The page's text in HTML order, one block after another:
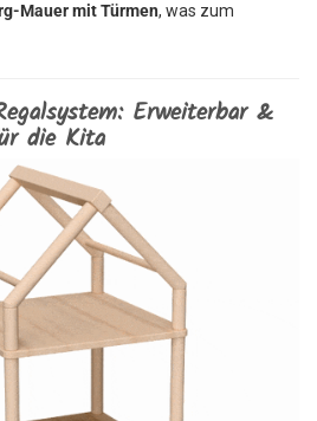
Mauer mit Türmen, was zum
Erweiterbar &
die Kita